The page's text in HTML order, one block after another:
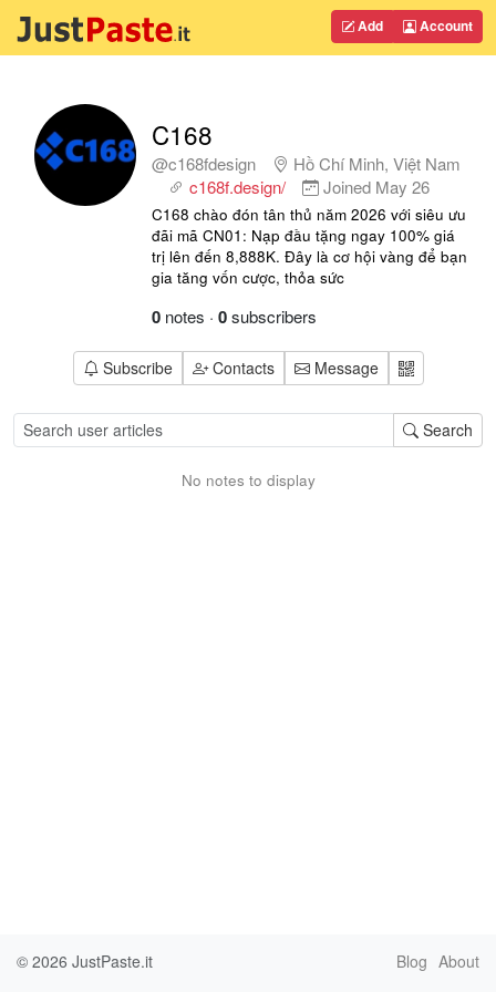
Add Account
C168
@c168fdesign
Hồ Chí Minh, Việt Nam
c168f.design/
Joined May 26
C168 chào đón tân thủ năm 2026 với siêu ưu
đãi mã CN01: Nạp đầu tặng ngay 100% giá
trị lên đến 8,888K. Đây là cơ hội vàng để bạn
gia tăng vốn cược, thỏa sức
0 notes · 0subscribers
Subscribe Contacts Message
Search
No notes to display
© 2026 JustPaste.it Blog About